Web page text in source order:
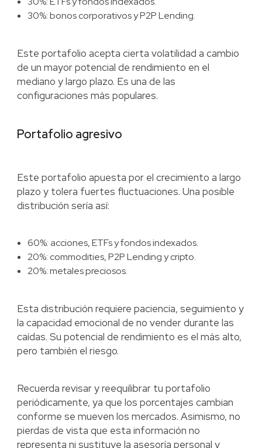
30%: bonos corporativos y P2P Lending.
Este portafolio acepta cierta volatilidad a cambio
de un mayor potencial de rendimiento en el
mediano y largo plazo. Es una de las
configuraciones más populares.
Portafolio agresivo
Este portafolio apuesta por el crecimiento a largo
plazo y tolera fuertes fluctuaciones. Una posible
distribución sería así:
60%: acciones, ETFs y fondos indexados.
20%: commodities, P2P Lending y cripto.
20%: metales preciosos.
Esta distribución requiere paciencia, seguimiento y
la capacidad emocional de no vender durante las
caídas. Su potencial de rendimiento es el más alto,
pero también el riesgo.
Recuerda revisar y reequilibrar tu portafolio
periódicamente, ya que los porcentajes cambian
conforme se mueven los mercados. Asimismo, no
pierdas de vista que esta información no
representa ni sustituye la asesoría personal y